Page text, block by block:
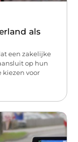
als
een zakelijke
op hun
kiezen voor